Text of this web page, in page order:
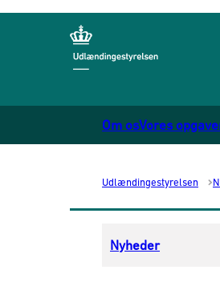
Om osVores
Udlændingestyrelsen
Nyheder